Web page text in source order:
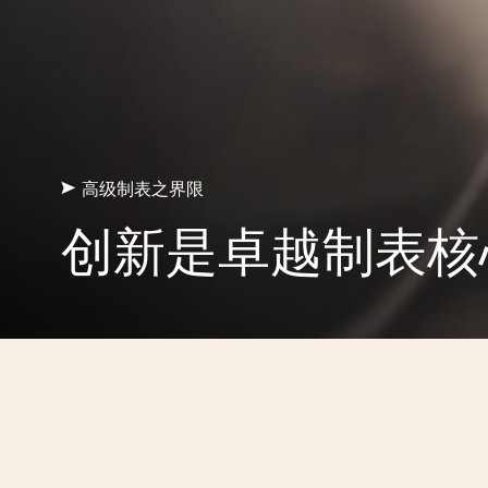
高级制表之界限
创新是卓越制表